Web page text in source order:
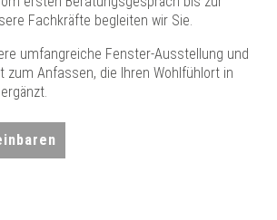
Fachkräfte begleiten wir Sie.
umfangreiche Fenster-Ausstellung und
zum Anfassen, die Ihren Wohlfühlort in